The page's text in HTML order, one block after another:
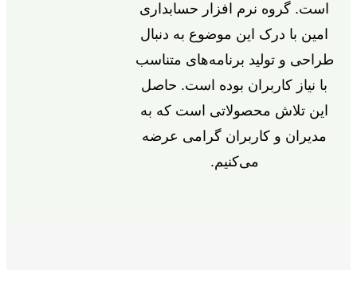
است. گروه نرم افزار حسابداری
امین با درک این موضوع به دنبال
طراحی و تولید برنامه‌های متناسب
با نیاز کاربران بوده است. حاصل
این تلاش محصولاتی است که به
مدیران و کاربران گرامی عرضه
می‌کنیم.